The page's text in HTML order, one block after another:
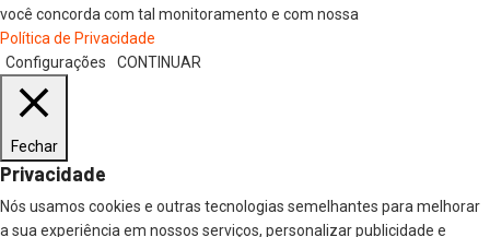
você concorda com tal monitoramento e com nossa
Política de Privacidade
Configurações
CONTINUAR
Fechar
Privacidade
Nós usamos cookies e outras tecnologias semelhantes para melhorar
a sua experiência em nossos serviços, personalizar publicidade e